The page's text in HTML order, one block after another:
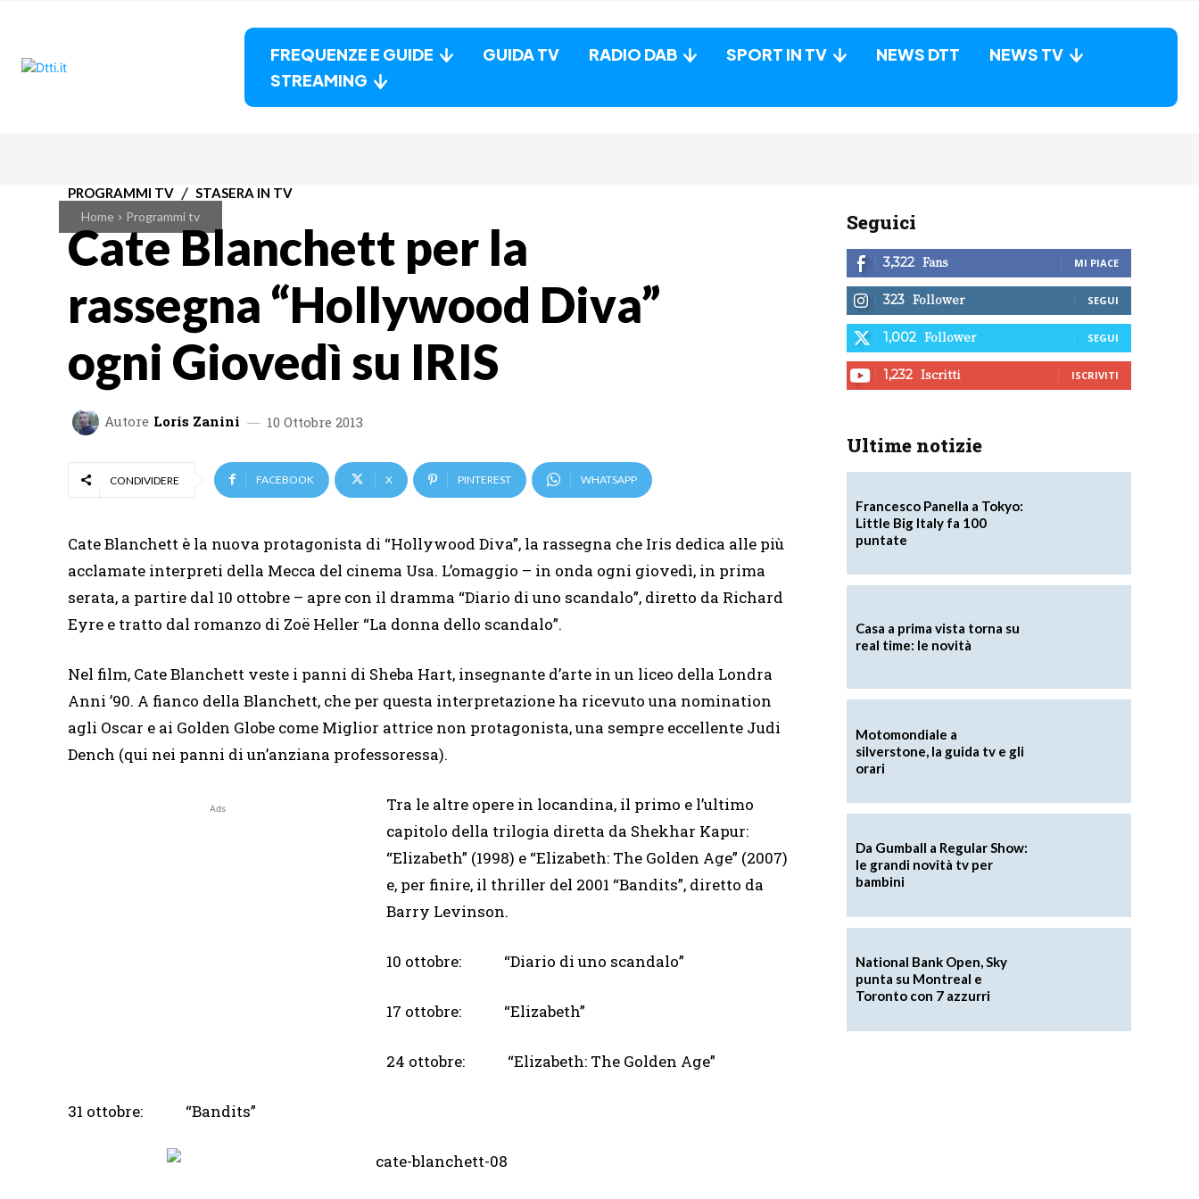
FREQUENZE E GUIDE GUIDA TV RADIO DAB SPORT IN TV NEWS DTT
NEWS TV
STREAMING
Home Programmi tv
PROGRAMMI TV STASERA IN TV
Cate Blanchett per la
rassegna “Hollywood Diva”
ogni Giovedì su IRIS
Autore Loris Zanini 10 Ottobre 2013
CONDIVIDERE FACEBOOK X PINTEREST WHATSAPP
Cate Blanchett è la nuova protagonista di “Hollywood Diva”, la rassegna che Iris dedica alle più
acclamate interpreti della Mecca del cinema Usa. L’omaggio – in onda ogni giovedì, in prima
serata, a partire dal 10 ottobre – apre con il dramma “Diario di uno scandalo”, diretto da Richard
Eyre e tratto dal romanzo di Zoë Heller “La donna dello scandalo”.
Nel film, Cate Blanchett veste i panni di Sheba Hart, insegnante d’arte in un liceo della Londra
Anni ’90. A fianco della Blanchett, che per questa interpretazione ha ricevuto una nomination
agli Oscar e ai Golden Globe come Miglior attrice non protagonista, una sempre eccellente Judi
Dench (qui nei panni di un’anziana professoressa).
Ads
Tra le altre opere in locandina, il primo e l’ultimo
capitolo della trilogia diretta da Shekhar Kapur:
“Elizabeth” (1998) e “Elizabeth: The Golden Age” (2007)
e, per finire, il thriller del 2001 “Bandits”, diretto da
Barry Levinson.
10 ottobre: “Diario di uno scandalo”
17 ottobre: “Elizabeth”
24 ottobre: “Elizabeth: The Golden Age”
31 ottobre: “Bandits”
Seguici
3,322 Fans MI PIACE
323 Follower SEGUI
1,002 Follower SEGUI
1,232 Iscritti ISCRIVITI
Ultime notizie
Francesco Panella a Tokyo:
Little Big Italy fa 100
puntate
Casa a prima vista torna su
real time: le novità
Motomondiale a
silverstone, la guida tv e gli
orari
Da Gumball a Regular Show:
le grandi novità tv per
bambini
National Bank Open, Sky
punta su Montreal e
Toronto con 7 azzurri